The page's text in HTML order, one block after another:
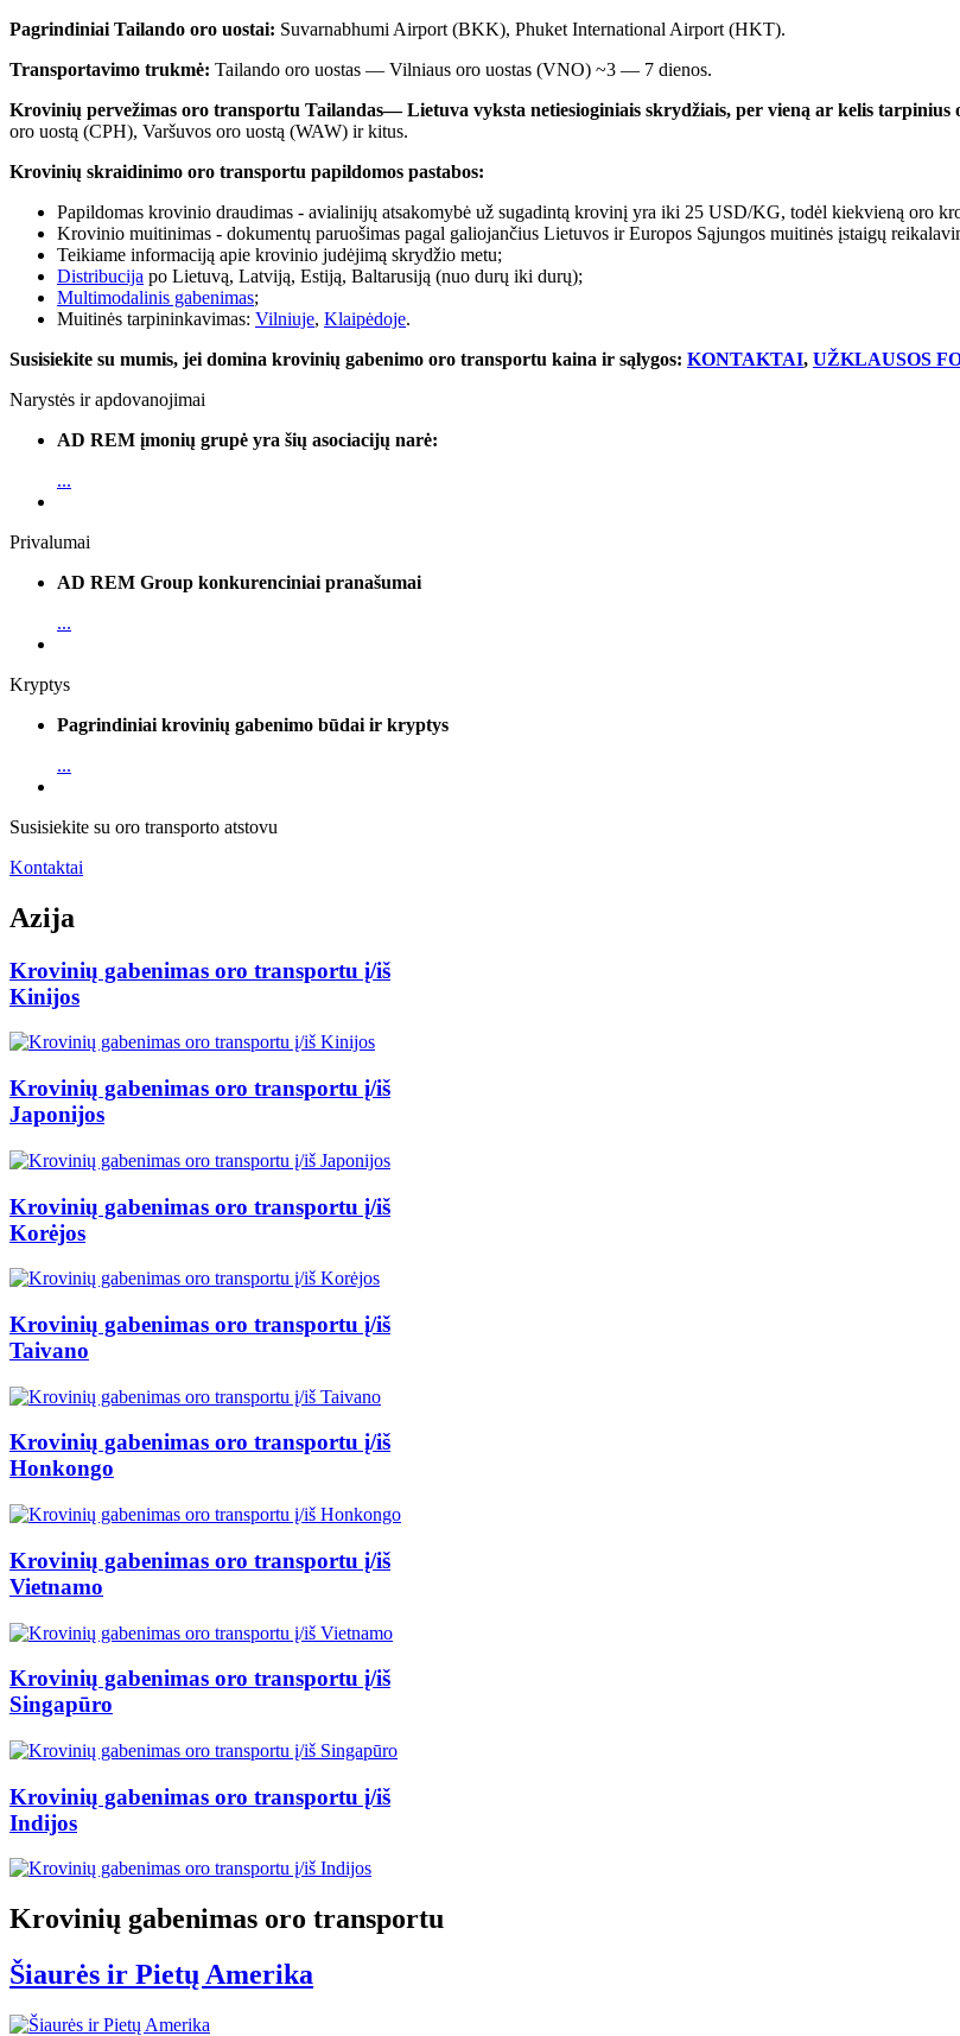
Pagrindiniai Tailando oro uostai: Suvarnabhumi Airport (BKK), Phuket International Airport (HKT).
Transportavimo trukmė: Tailando oro uostas — Vilniaus oro uostas (VNO) ~3 — 7 dienos.
Krovinių pervežimas oro transportu Tailandas— Lietuva vyksta netiesioginiais skrydžiais, per vieną ar kelis tarpinius
oro uostą (CPH), Varšuvos oro uostą (WAW) ir kitus.
Krovinių skraidinimo oro transportu papildomos pastabos:
Papildomas krovinio draudimas - avialinijų atsakomybė už sugadintą krovinį yra iki 25 USD/KG, todėl kiekvieną oro
Krovinio muitinimas - dokumentų paruošimas pagal galiojančius Lietuvos ir Europos Sąjungos muitinės įstaigų
Teikiame informaciją apie krovinio judėjimą skrydžio metu;
Distribucija po Lietuvą, Latviją, Estiją, Baltarusiją (nuo durų iki durų);
Multimodalinis gabenimas;
Muitinės tarpininkavimas: Vilniuje, Klaipėdoje.
Susisiekite su mumis, jei domina krovinių gabenimo oro transportu kaina ir sąlygos: KONTAKTAI, UŽKLAUSOS
Narystės ir apdovanojimai
AD REM įmonių grupė yra šių asociacijų narė:
...
Privalumai
AD REM Group konkurenciniai pranašumai
...
Kryptys
Pagrindiniai krovinių gabenimo būdai ir kryptys
...
Susisiekite su oro transporto atstovu
Kontaktai
Azija
Krovinių gabenimas oro transportu į/iš
Kinijos
Krovinių gabenimas oro transportu į/iš
Japonijos
Krovinių gabenimas oro transportu į/iš
Korėjos
Krovinių gabenimas oro transportu į/iš
Taivano
Krovinių gabenimas oro transportu į/iš
Honkongo
Krovinių gabenimas oro transportu į/iš
Vietnamo
Krovinių gabenimas oro transportu į/iš
Singapūro
Krovinių gabenimas oro transportu į/iš
Indijos
Krovinių gabenimas oro transportu
Šiaurės ir Pietų Amerika